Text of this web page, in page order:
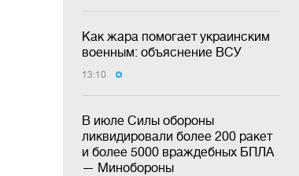
Как жара помогает украинским
военным: объяснение ВСУ
13:10
В июле Силы обороны
ликвидировали более 200 ракет
и более 5000 враждебных БПЛА
— Минобороны